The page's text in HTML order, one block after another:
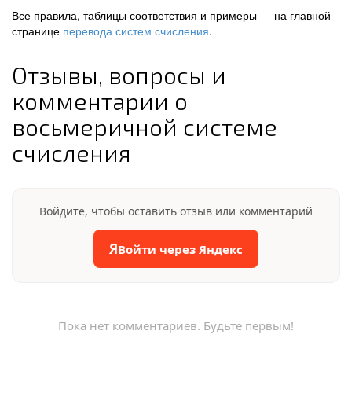
Все правила, таблицы соответствия и примеры — на главной
странице перевода систем счисления.
Отзывы, вопросы и
комментарии о
восьмеричной системе
счисления
Войдите, чтобы оставить отзыв или комментарий
ЯВойти через Яндекс
Пока нет комментариев. Будьте первым!